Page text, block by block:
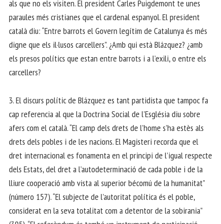
als que no els visiten. El president Carles Puigdemont te unes
paraules més cristianes que el cardenal espanyol. El president
català diu: “Entre barrots el Govern legítim de Catalunya és més
digne que els il·lusos carcellers”. ¿Amb qui està Blázquez? ¿amb
els presos polítics que estan entre barrots i a l’exili, o entre els
carcellers?
3. El discurs polític de Blázquez es tant partidista que tampoc fa
cap referencia al que la Doctrina Social de l’Església diu sobre
afers com el català. “El camp dels drets de l’home s’ha estès als
drets dels pobles i de les nacions. El Magisteri recorda que el
dret internacional es fonamenta en el principi de l’igual respecte
dels Estats, del dret a l’autodeterminació de cada poble i de la
lliure cooperació amb vista al superior bécomú de la humanitat”
(número 157). “El subjecte de l’autoritat política és el poble,
considerat en la seva totalitat com a detentor de la sobirania”